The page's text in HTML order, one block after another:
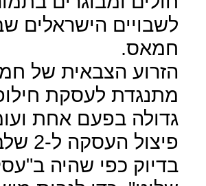
לשבויים הישראלים
חמאס.
הזרוע הצבאית של
מתנגדת לעסקת
גדולה בפעם אחת
פיצול
בדיוק כפי שהיה